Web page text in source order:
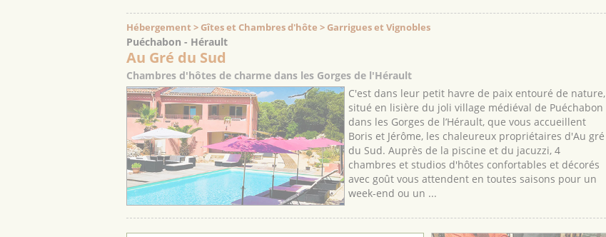
Hébergement > Gîtes et Chambres d'hôte > Garrigues et Vignobles
Puéchabon - Hérault
Au Gré du Sud
Chambres d'hôtes de charme dans les Gorges de l'Hérault
C'est dans leur petit havre de paix entouré de nature,
situé en lisière du joli village médiéval de Puéchabon
dans les Gorges de l’Hérault, que vous accueillent
Boris et Jérôme, les chaleureux propriétaires d'Au gré
du Sud. Auprès de la piscine et du jacuzzi, 4
chambres et studios d'hôtes confortables et décorés
avec goût vous attendent en toutes saisons pour un
week-end ou un ...